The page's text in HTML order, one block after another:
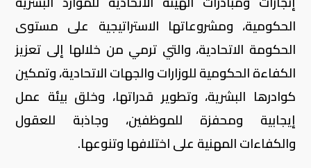
الحكومية، ومشروعاتها الاستراتيجية على مستوى
الحكومة الاتحادية، والتي ترمي من خلالها إلى تعزيز
الكفاءة الحكومية للوزارات والجهات الاتحادية، وتمكين
كوادرها البشرية، وتطوير قدراتها، وخلق بيئة عمل
إيجابية ومحفزة للموظفين، وجاذبة للعقول
والكفاءات المهنية على اختلافها وتنوعها.